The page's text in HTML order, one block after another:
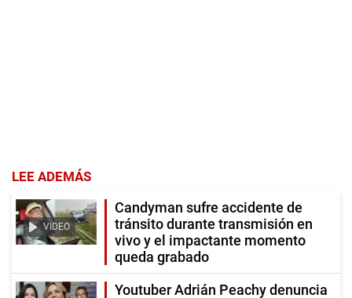
LEE ADEMÁS
VIDEO
Candyman sufre accidente de
tránsito durante transmisión en
vivo y el impactante momento
queda grabado
Youtuber Adrián Peachy denuncia